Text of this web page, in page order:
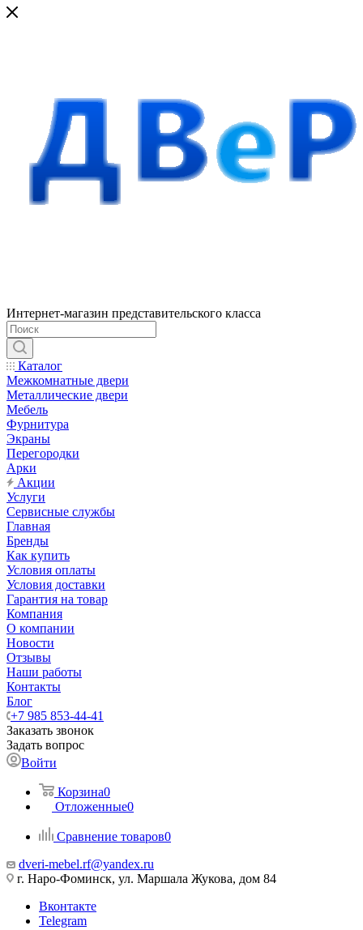
Интернет-магазин представительского класса
Каталог
Межкомнатные двери
Металлические двери
Мебель
Фурнитура
Экраны
Перегородки
Арки
Акции
Услуги
Сервисные службы
Главная
Бренды
Как купить
Условия оплаты
Условия доставки
Гарантия на товар
Компания
О компании
Новости
Отзывы
Наши работы
Контакты
Блог
+7 985 853-44-41
Заказать звонок
Задать вопрос
Войти
Корзина0
Отложенные0
Сравнение товаров0
dveri-mebel.rf@yandex.ru
г. Наро-Фоминск, ул. Маршала Жукова, дом 84
Вконтакте
Telegram